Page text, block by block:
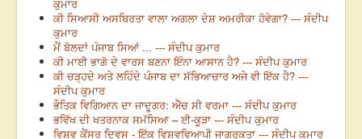
ਕੁਮਾਰ
ਕੀ ਸਿਆਸੀ ਅਸਥਿਰਤਾ ਵਾਲਾ ਅਗਲਾ ਦੇਸ਼ ਅਮਰੀਕਾ ਹੋਵੇਗਾ? --- ਸੰਦੀਪ
ਕੁਮਾਰ
ਮੈਂ ਬੋਲਦਾਂ ਪੰਜਾਬ ਸਿਆਂ ... --- ਸੰਦੀਪ ਕੁਮਾਰ
ਕੀ ਮਾਈ ਭਾਗੋ ਦੇ ਵਾਰਸ ਬਣਨਾ ਇੰਨਾ ਆਸਾਨ ਹੈ? --- ਸੰਦੀਪ ਕੁਮਾਰ
ਕੀ ਚੜ੍ਹਦੇ ਅਤੇ ਲਹਿੰਦੇ ਪੰਜਾਬ ਦਾ ਸੱਭਿਆਚਾਰ ਅਜੇ ਵੀ ਇੱਕ ਹੈ? ---
ਸੰਦੀਪ ਕੁਮਾਰ
ਭੌਤਿਕ ਵਿਗਿਆਨ ਦਾ ਜਾਦੂਗਰ: ਐੱਚ ਸੀ ਵਰਮਾ --- ਸੰਦੀਪ ਕੁਮਾਰ
ਭਵਿੱਖ ਦੀ ਖਤਰਨਾਕ ਸਮੱਸਿਆ – ਈ-ਕੂੜਾ --- ਸੰਦੀਪ ਕੁਮਾਰ
ਵਿਸ਼ਵ ਕੈਂਸਰ ਦਿਵਸ - ਇੱਕ ਵਿਸ਼ਵਵਿਆਪੀ ਜਾਗਰੂਕਤਾ --- ਸੰਦੀਪ ਕੁਮਾਰ